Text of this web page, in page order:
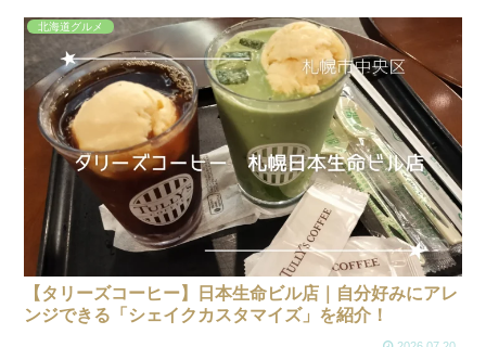
北海道グルメ
【タリーズコーヒー】日本生命ビル店｜自分好みにアレ
ンジできる「シェイクカスタマイズ」を紹介！